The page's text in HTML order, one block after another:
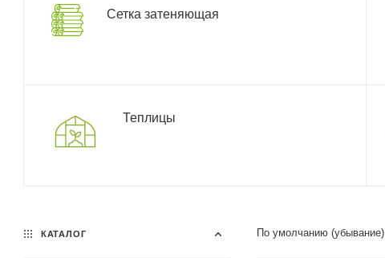
Сетка затеняющая
Теплицы
По умолчанию (убывание)
КАТАЛОГ